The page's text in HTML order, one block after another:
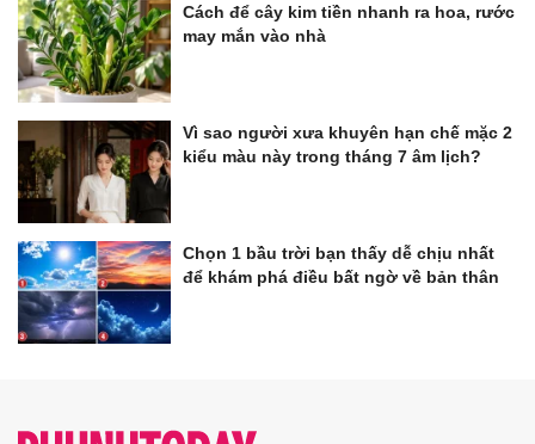
Cách để cây kim tiền nhanh ra hoa, rước
may mắn vào nhà
Vì sao người xưa khuyên hạn chế mặc 2
kiểu màu này trong tháng 7 âm lịch?
Chọn 1 bầu trời bạn thấy dễ chịu nhất
để khám phá điều bất ngờ về bản thân